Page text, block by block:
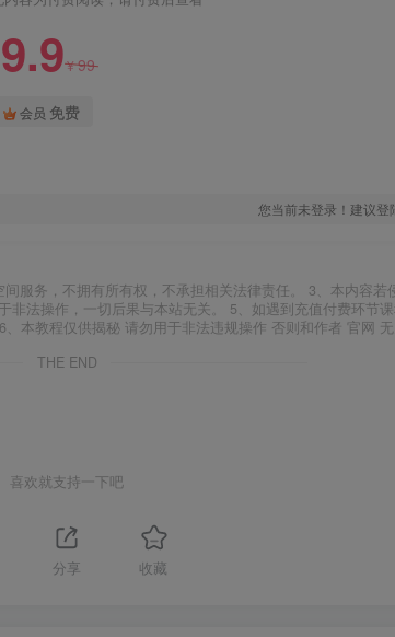
9.9¥99
会员 免费
您当前未登录！建议登
服务，不拥有所有权，不承担相关法律责任。 3、本内容若
法操作，一切后果与本站无关。 5、如遇到充值付费环节
本教程仅供揭秘 请勿用于非法违规操作 否则和作者 官网 无
THE END
喜欢就支持一下吧
分享 收藏